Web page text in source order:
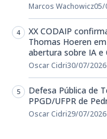
Marcos Wachowicz05/
XX CODAIP
Thomas Hoeren
abertura sobre IA e
Oscar Cidri30/07/2026
Defesa Pública de
PPGD/UFPR de
Oscar Cidri29/07/2026